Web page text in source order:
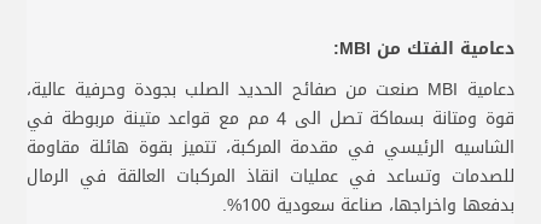
دعامية الفتك من MBI:
دعامية MBI صنعت من صفائح الحديد الصلب بجودة وحرفية عالية،
قوة ومتانة بسماكة تصل الى 4 مم مع قواعد متينة مربوطة في
الشاسيه الرئيسي في مقدمة المركبة، تتميز بقوة هائلة مقاومة
للصدمات وتساعد في عمليات انقاذ المركبات العالقة في الرمال
بدفعها واخراجها، صناعة سعودية 100%.